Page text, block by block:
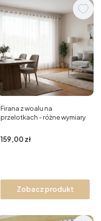
Firana z woalu na
przelotkach - różne wymiary
Cena
159,00 zł
Zobacz produkt